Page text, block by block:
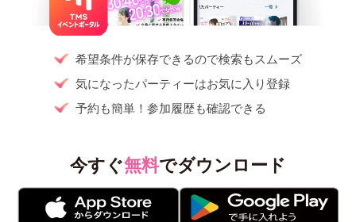
希望条件が保存できるので検索もスムーズ
気になったパーティーはお気に入り登録
予約も簡単！参加履歴も確認できる
今すぐ無料でダウンロード